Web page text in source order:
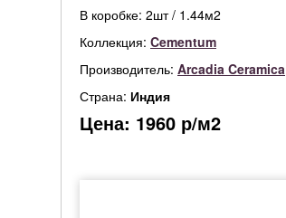
В коробке: 2шт / 1.44м2
Коллекция: Cementum
Производитель: Arcadia Ceramica
Страна: Индия
Цена: 1960 р/м2